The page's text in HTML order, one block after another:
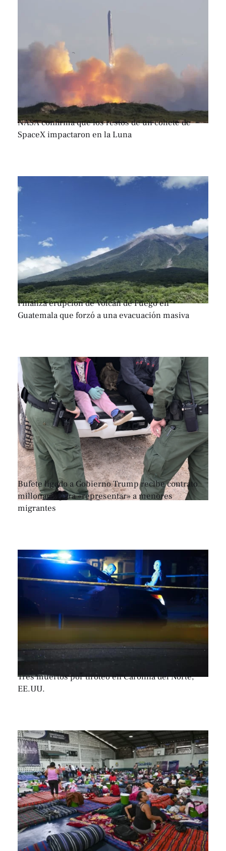
NASA confirma que los restos de un cohete de
SpaceX impactaron en la Luna
Finaliza erupción de Volcán de Fuego en
Guatemala que forzó a una evacuación masiva
Bufete ligado a Gobierno Trump recibe contrato
millonario para «representar» a menores
migrantes
Tres muertos por tiroteo en Carolina del Norte,
EE.UU.